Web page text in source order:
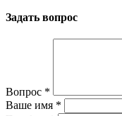
Задать вопрос
Вопрос *
Ваше имя *